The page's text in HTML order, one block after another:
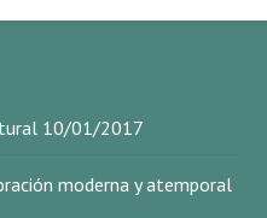
10/01/2017
moderna y atemporal